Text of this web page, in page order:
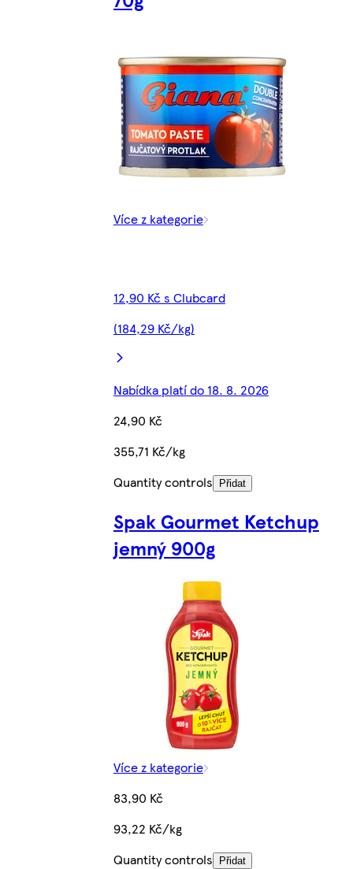
Více z kategorie
12,90 Kč s Clubcard
(184,29 Kč/kg)
Nabídka platí do 18. 8. 2026
24,90 Kč
355,71 Kč/kg
Quantity controls
Přidat
Spak Gourmet Ketchup
jemný 900g
Více z kategorie
83,90 Kč
93,22 Kč/kg
Quantity controls
Přidat